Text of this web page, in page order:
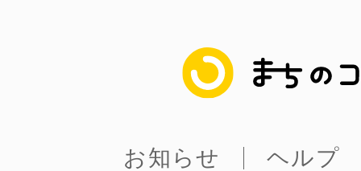
まちのコイン
お知らせ
ヘルプ